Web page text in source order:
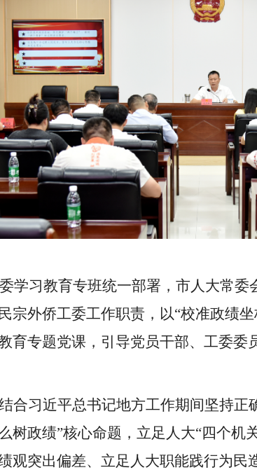
学习教育专班统一部署，市人大常
宗外侨工委工作职责，以“校准政绩
育专题党课，引导党员干部、工委
合习近平总书记地方工作期间坚持正
树政绩”核心命题，立足人大“四个机
观突出偏差、立足人大职能践行为